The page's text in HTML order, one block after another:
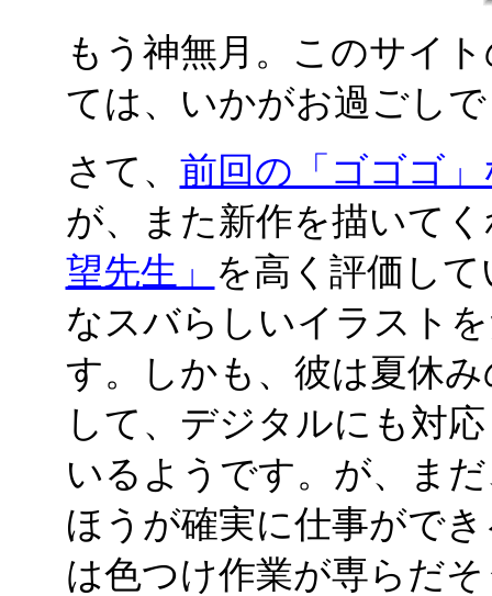
もう神無月。このサイ
ては、いかがお過ごし
さて、 前回の「ゴゴゴ」
が、また新作を描いて
望先生」
を高く評価し
なスバらしいイラスト
す。しかも、彼は夏休
して、デジタルにも対
いるようです。が、ま
ほうが確実に仕事がで
は色つけ作業が専らだ